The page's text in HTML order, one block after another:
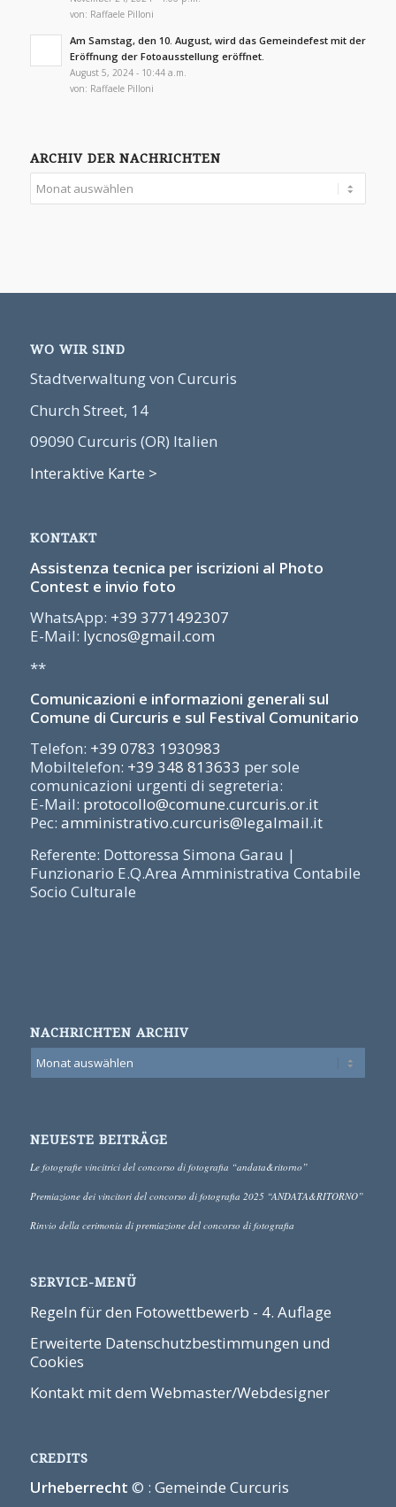
von: Raffaele Pilloni
Am Samstag, den 10. August, wird das Gemeindefest mit der
Eröffnung der Fotoausstellung eröffnet.
August 5, 2024 - 10:44 a.m.
von: Raffaele Pilloni
ARCHIV DER NACHRICHTEN
WO WIR SIND
Stadtverwaltung von Curcuris
Church Street, 14
09090 Curcuris (OR) Italien
Interaktive Karte >
KONTAKT
Assistenza tecnica per iscrizioni al Photo
Contest e invio foto
WhatsApp: +39 3771492307
E-Mail: lycnos@gmail.com
**
Comunicazioni e informazioni generali sul
Comune di Curcuris e sul Festival Comunitario
Telefon: +39 0783 1930983
Mobiltelefon: +39 348 813633 per sole
comunicazioni urgenti di segreteria:
E-Mail: protocollo@comune.curcuris.or.it
Pec: amministrativo.curcuris@legalmail.it
Referente: Dottoressa Simona Garau |
Funzionario E.Q.Area Amministrativa Contabile
Socio Culturale
NACHRICHTEN ARCHIV
NEUESTE BEITRÄGE
Le fotografie vincitrici del concorso di fotografia “andata&ritorno”
Premiazione dei vincitori del concorso di fotografia 2025 “ANDATA&RITORNO”
Rinvio della cerimonia di premiazione del concorso di fotografia
SERVICE-MENÜ
Regeln für den Fotowettbewerb - 4. Auflage
Erweiterte Datenschutzbestimmungen und
Cookies
Kontakt mit dem Webmaster/Webdesigner
CREDITS
Urheberrecht © : Gemeinde Curcuris